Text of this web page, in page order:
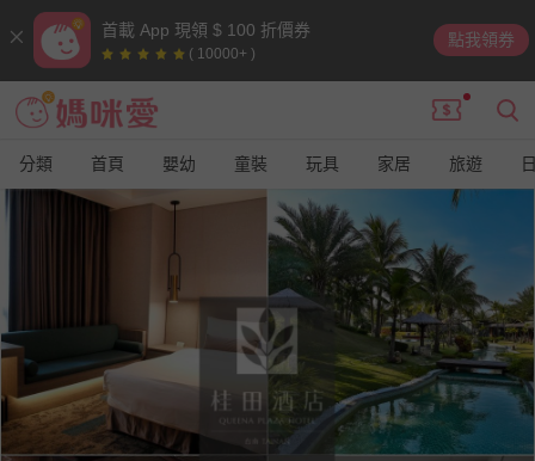
首載 App 現領 $ 100 折價券
( 10000+ )
點我領券
分類 首頁 嬰幼 童裝 玩具 家居 旅遊